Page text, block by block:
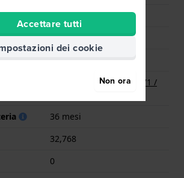
No
Analogico
Quarzo
Batteria Renata R371 371 /
36 mesi
32,768
0
Accettare tutti
dei cookie
Non ora